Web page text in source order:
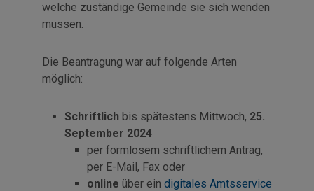
welche zuständige Gemeinde sie sich wenden
müssen.
Die Beantragung war auf folgende Arten
möglich:
Schriftlich bis spätestens Mittwoch, 25.
September 2024
per formlosem schriftlichem Antrag,
per E-Mail, Fax oder
online über ein digitales Amtsservice